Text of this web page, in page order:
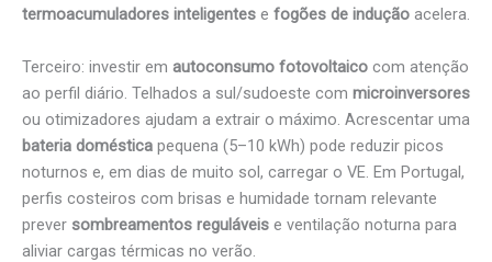
termoacumuladores inteligentes e fogões de indução acelera.
Terceiro: investir em autoconsumo fotovoltaico com atenção
ao perfil diário. Telhados a sul/sudoeste com microinversores
ou otimizadores ajudam a extrair o máximo. Acrescentar uma
bateria doméstica pequena (5–10 kWh) pode reduzir picos
noturnos e, em dias de muito sol, carregar o VE. Em Portugal,
perfis costeiros com brisas e humidade tornam relevante
prever sombreamentos reguláveis e ventilação noturna para
aliviar cargas térmicas no verão.